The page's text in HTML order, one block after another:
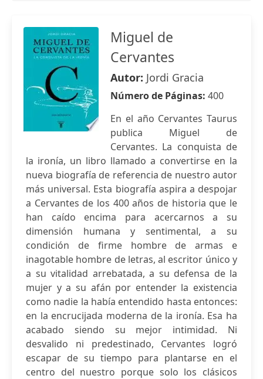
Miguel de
Cervantes
Autor: Jordi Gracia
Número de Páginas: 400
En el año Cervantes Taurus
publica Miguel de
Cervantes. La conquista de
la ironía, un libro llamado a convertirse en la
nueva biografía de referencia de nuestro autor
más universal. Esta biografía aspira a despojar
a Cervantes de los 400 años de historia que le
han caído encima para acercarnos a su
dimensión humana y sentimental, a su
condición de firme hombre de armas e
inagotable hombre de letras, al escritor único y
a su vitalidad arrebatada, a su defensa de la
mujer y a su afán por entender la existencia
como nadie la había entendido hasta entonces:
en la encrucijada moderna de la ironía. Esa ha
acabado siendo su mejor intimidad. Ni
desvalido ni predestinado, Cervantes logró
escapar de su tiempo para plantarse en el
centro del nuestro porque solo los clásicos